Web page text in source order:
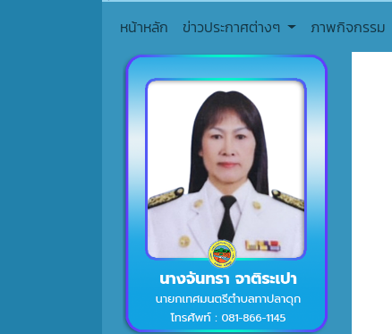
หน้าหลัก ข่าวประกาศต่างๆ ภาพกิจกรรม